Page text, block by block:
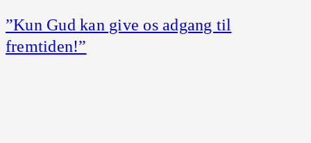
”Kun Gud kan give os adgang til
fremtiden!”